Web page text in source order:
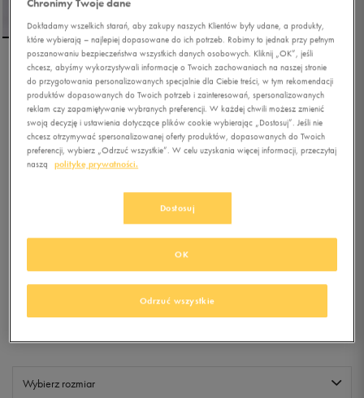
DICKIES SZORTY 874
SHORT
0.0 (0)
(cena bezpośrednio przed promocją)
zł -13% (najniższa cena z 30 dni przed obniżką)
107,99złz Vat
KLUBIE 50 STYLE
Wybierz rozmiar
Dokładamy wszelkich starań, aby zakupy naszych Klientów były udane, a produkty,
które wybierają – najlepiej dopasowane do ich potrzeb. Robimy to jednak przy pełnym
poszanowaniu bezpieczeństwa wszystkich danych osobowych. Kliknij „OK”, jeśli
chcesz, abyśmy wykorzystywali informacje o Twoich zachowaniach na naszej stronie
do przygotowania personalizowanych specjalnie dla Ciebie treści, w tym rekomendacji
produktów dopasowanych do Twoich potrzeb i zainteresowań, spersonalizowanych
reklam czy zapamiętywanie wybranych preferencji. W każdej chwili możesz zmienić
swoją decyzję i ustawienia dotyczące plików cookie wybierając „Dostosuj”. Jeśli nie
chcesz otrzymywać spersonalizowanej oferty produktów, dopasowanych do Twoich
preferencji, wybierz „Odrzuć wszystkie”. W celu uzyskania więcej informacji, przeczytaj
naszą
politykę prywatności.
Dostosuj
Odrzuć wszystkie
OK